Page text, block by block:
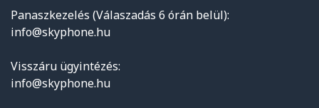
Panaszkezelés (Válaszadás 6 órán belül):
info@skyphone.hu
Visszáru ügyintézés:
info@skyphone.hu